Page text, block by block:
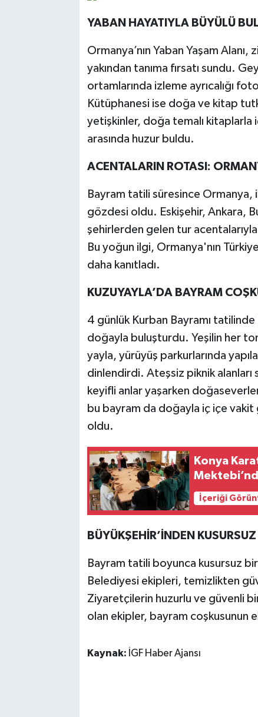
YABAN HAYATIYLA BÜYÜLÜ
Ormanya’nın Yaban Yaşam
yakından tanıma fırsatı sundu.
ortamlarında izleme ayrıcalığı
Kütüphanesi ise doğa ve kitap
yetişkinler, doğa temalı kitaplarla
arasında huzur buldu.
ACENTALARIN ROTASI:
Bayram tatili süresince Ormanya,
gözdesi oldu. Eskişehir, Ankara,
şehirlerden gelen tur
Bu yoğun ilgi, Ormanya'nın
daha kanıtladı.
KUZUYAYLA’DA BAYRAM
4 günlük Kurban Bayramı
doğayla buluşturdu. Yeşilin her
yayla, yürüyüş parkurlarında
dinlendirdi. Ateşsiz piknik
keyifli anlar yaşarken
bu bayram da doğayla iç içe
oldu.
Konya
İçeriği
BÜYÜKŞEHİR’İNDEN
Bayram tatili boyunca kusursuz
Belediyesi ekipleri, temizlikten
Ziyaretçilerin huzurlu ve güvenli
olan ekipler, bayram coşkusunun
Kaynak: İGF Haber Ajansı